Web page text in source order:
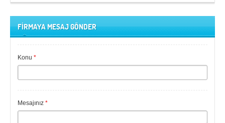
FİRMAYA MESAJ GÖNDER
Konu *
Mesajınız *